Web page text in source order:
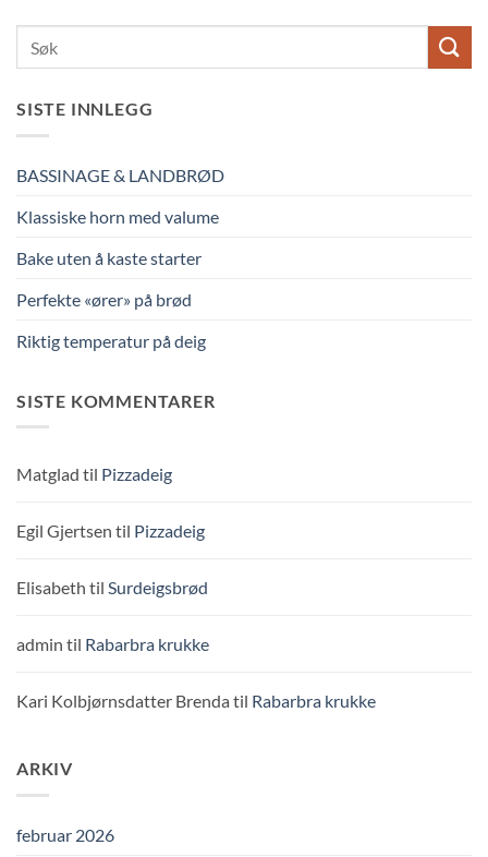
SISTE INNLEGG
BASSINAGE & LANDBRØD
Klassiske horn med valume
Bake uten å kaste starter
Perfekte «ører» på brød
Riktig temperatur på deig
SISTE KOMMENTARER
Matglad til Pizzadeig
Egil Gjertsen til Pizzadeig
Elisabeth til Surdeigsbrød
admin til Rabarbra krukke
Kari Kolbjørnsdatter Brenda til Rabarbra krukke
ARKIV
februar 2026